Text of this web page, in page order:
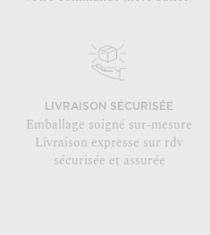
LIVRAISON SÉCURISÉE
Emballage soigné sur-mesure
Livraison expresse sur rdv
sécurisée et assurée